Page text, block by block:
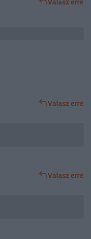
Válasz erre
Válasz erre
Válasz erre